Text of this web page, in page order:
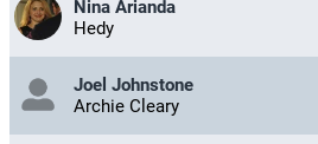
Nina Arianda
Hedy
Joel Johnstone
Archie Cleary